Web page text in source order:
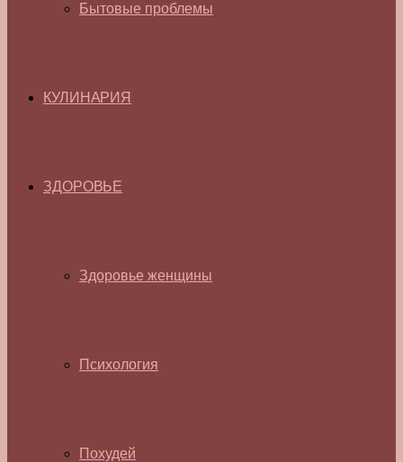
Бытовые проблемы
КУЛИНАРИЯ
ЗДОРОВЬЕ
Здоровье женщины
Психология
Похудей